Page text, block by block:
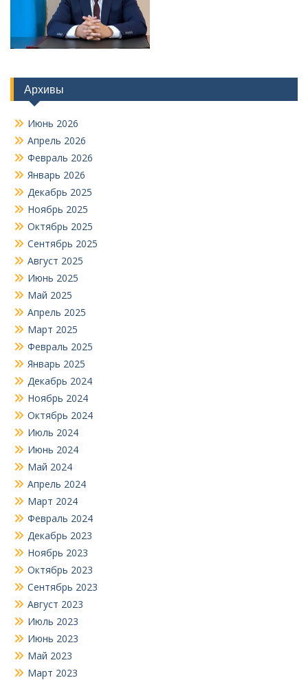
Архивы
Июнь 2026
Апрель 2026
Февраль 2026
Январь 2026
Декабрь 2025
Ноябрь 2025
Октябрь 2025
Сентябрь 2025
Август 2025
Июнь 2025
Май 2025
Апрель 2025
Март 2025
Февраль 2025
Январь 2025
Декабрь 2024
Ноябрь 2024
Октябрь 2024
Июль 2024
Июнь 2024
Май 2024
Апрель 2024
Март 2024
Февраль 2024
Декабрь 2023
Ноябрь 2023
Октябрь 2023
Сентябрь 2023
Август 2023
Июль 2023
Июнь 2023
Май 2023
Март 2023